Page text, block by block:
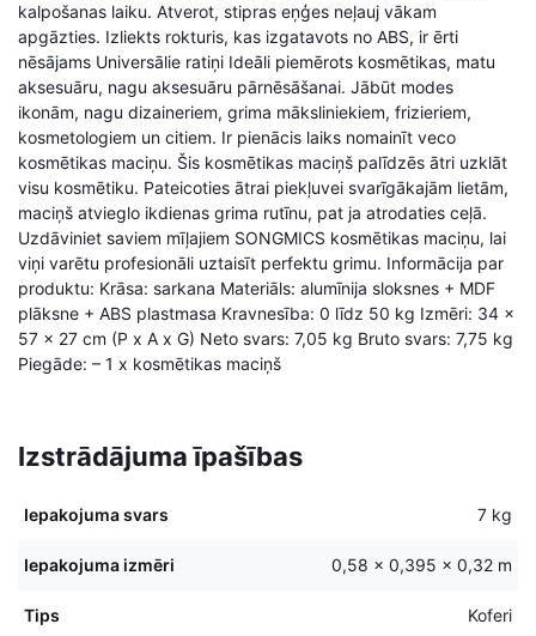
kalpošanas laiku. Atverot, stipras eņģes neļauj vākam
apgāzties. Izliekts rokturis, kas izgatavots no ABS, ir ērti
nēsājams Universālie ratiņi Ideāli piemērots kosmētikas, matu
aksesuāru, nagu aksesuāru pārnēsāšanai. Jābūt modes
ikonām, nagu dizaineriem, grima māksliniekiem, frizieriem,
kosmetologiem un citiem. Ir pienācis laiks nomainīt veco
kosmētikas maciņu. Šis kosmētikas maciņš palīdzēs ātri uzklāt
visu kosmētiku. Pateicoties ātrai piekļuvei svarīgākajām lietām,
maciņš atvieglo ikdienas grima rutīnu, pat ja atrodaties ceļā.
Uzdāviniet saviem mīļajiem SONGMICS kosmētikas maciņu, lai
viņi varētu profesionāli uztaisīt perfektu grimu. Informācija par
produktu: Krāsa: sarkana Materiāls: alumīnija sloksnes + MDF
plāksne + ABS plastmasa Kravnesība: 0 līdz 50 kg Izmēri: 34 x
57 x 27 cm (P x A x G) Neto svars: 7,05 kg Bruto svars: 7,75 kg
Piegāde: – 1 x kosmētikas maciņš
Izstrādājuma īpašības
Iepakojuma svars 7 kg
Iepakojuma izmēri 0,58 × 0,395 × 0,32 m
Tips Koferi